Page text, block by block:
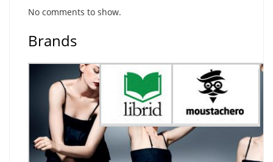
No comments to show.
Brands